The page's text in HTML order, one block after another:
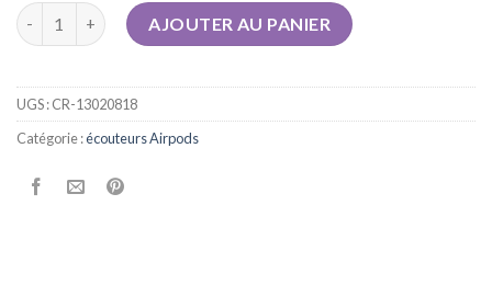
quantité de écouteurs airpodsAJOUTER AU PANIER
UGS :CR-13020818
Catégorie :écouteurs Airpods